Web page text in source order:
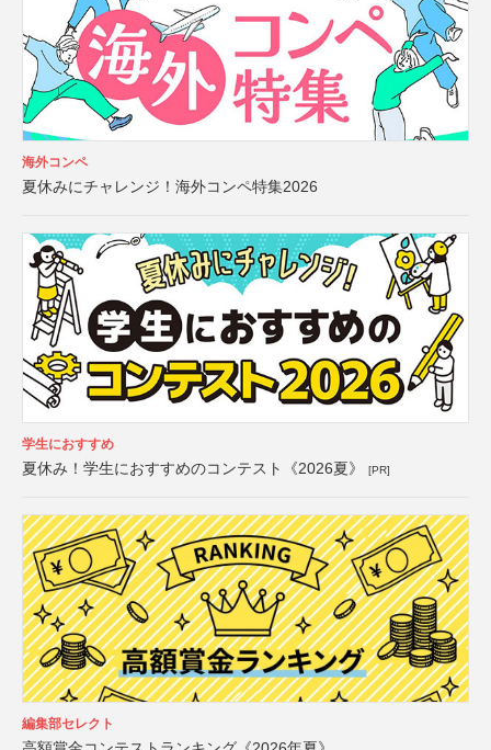
海外コンペ
夏休みにチャレンジ！海外コンペ特集2026
学生におすすめ
夏休み！学生におすすめのコンテスト《2026夏》 [PR]
編集部セレクト